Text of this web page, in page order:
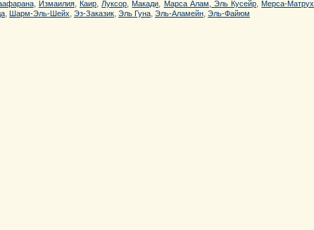
, Измаилия,Каир,Луксор,Макади, Марса Алам, Эль Кусейр,Мерса-Матрух
, Шарм-Эль-Шейх, Эз-Заказик, Эль Гуна, Эль-Аламейн, Эль-Файюм